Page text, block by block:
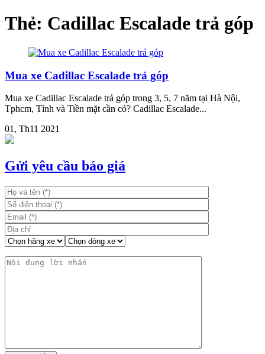
Thẻ: Cadillac Escalade trả góp
Mua xe Cadillac Escalade trả góp
Mua xe Cadillac Escalade trả góp trong 3, 5, 7 năm tại Hà Nội,
Tphcm, Tỉnh và Tiền mặt cần có? Cadillac Escalade...
01, Th11 2021
Gửi yêu cầu báo giá